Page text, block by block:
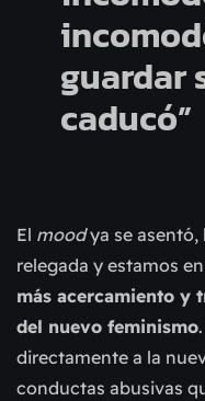
guardar
caducó”
El moodya se asentó,
relegada y estamos
más acercamiento y
del nuevo feminismo
directamente a la
conductas abusivas